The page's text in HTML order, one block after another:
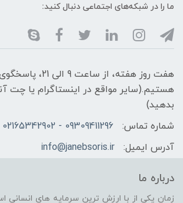
ما را در شبکه‌های اجتماعی دنبال کنید:
هفت روز هفته، از ساعت 9 الی
هستیم.(سایر مواقع در اینستاگرام یا چت
بدهید)
شماره تماس:
09309411296 - 02165342902
آدرس ایمیل:
info@janebsoris.ir
درباره ما
زمان یکی از با ارزش ترین سرمایه های انسانی